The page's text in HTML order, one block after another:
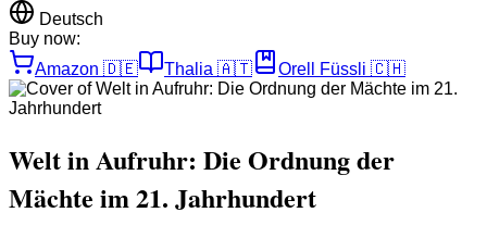
Deutsch
Buy now:
Amazon 🇩🇪 Thalia 🇦🇹 Orell Füssli 🇨🇭
Welt in Aufruhr: Die Ordnung der
Mächte im 21. Jahrhundert